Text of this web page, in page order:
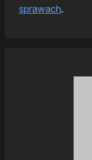
sprawach.